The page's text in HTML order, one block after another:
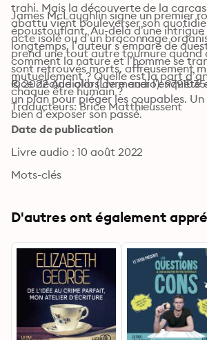
trahi. Mais la découverte de la
abattu vient bouleverser son
acte isolé ou d’un braconnage
prend une tout autre tournure quand
sont retrouvés morts, affreusement
Rice décide alors de mener
un plan pour piéger les coupables.
bien d’exposer son passé.
James McLaughlin signe un premier
époustouflant. Au-delà d’une
longtemps, l’auteur s’empare de
comment la nature et l’homme se
mutuellement ? Quelle est la part
chaque être humain ?
© 2022 Audiolib (Livre audio):
Traducteurs: Brice Matthieussent
Date de publication
Livre audio : 10 août 2022
Mots-clés
D'autres ont également